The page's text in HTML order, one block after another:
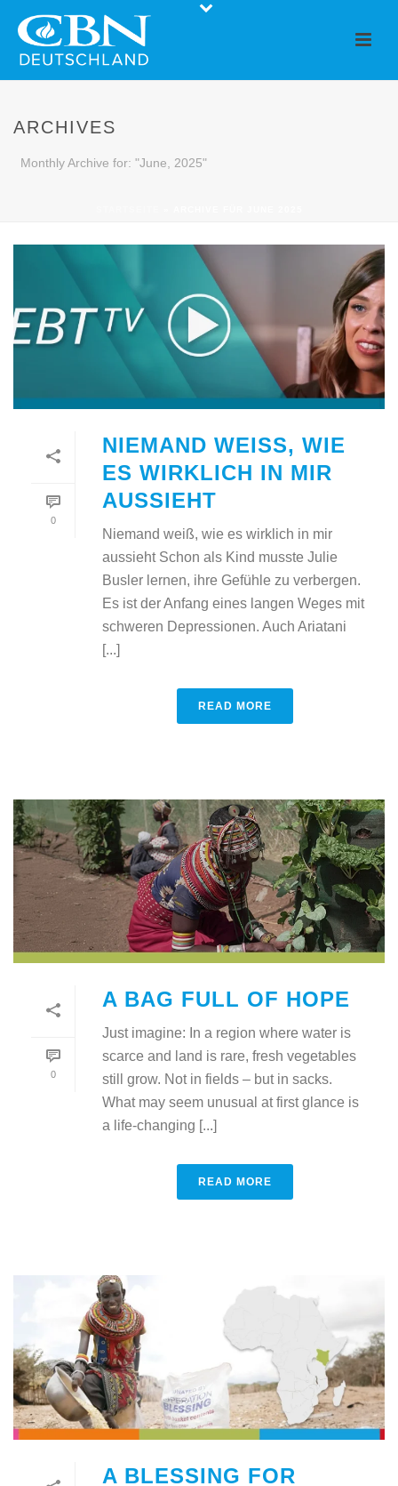
ARCHIVES
Monthly Archive for: "June, 2025"
0
NIEMAND WEISS, WIE E
S WIRKLICH IN MIR A
USSIEHT
Niemand weiß, wie es wirklich in mir
aussieht Schon als Kind musste Julie
Busler lernen, ihre Gefühle zu verbergen.
Es ist der Anfang eines langen Weges mit
schweren Depressionen. Auch Ariatani
[...]
READ MORE
0
A BAG FULL OF HOPE
Just imagine: In a region where water is
scarce and land is rare, fresh vegetables
still grow. Not in fields – but in sacks.
What may seem unusual at first glance is
a life-changing [...]
READ MORE
A BLESSING FOR